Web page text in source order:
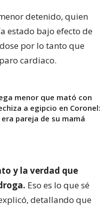
detenido, quien
estado bajo efecto de
por lo tanto que
cardiaco.
menor que mató con
a egipcio en Coronel:
pareja de su mamá
y la verdad que
Eso es lo que sé
detallando que